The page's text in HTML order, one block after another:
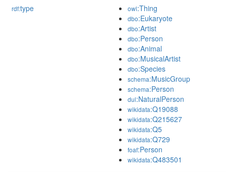
rdf:type owl:Thing
dbo:Eukaryote
dbo:Artist
dbo:Person
dbo:Animal
dbo:MusicalArtist
dbo:Species
schema:MusicGroup
schema:Person
dul:NaturalPerson
wikidata:Q19088
wikidata:Q215627
wikidata:Q5
wikidata:Q729
foaf:Person
wikidata:Q483501